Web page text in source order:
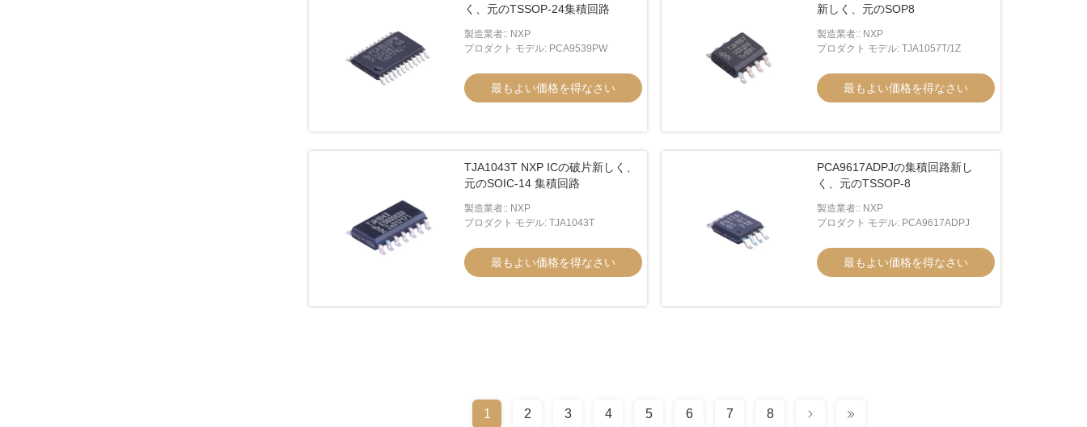
く、元のTSSOP-24集積回路
製造業者:: NXP
プロダクト モデル: PCA9539PW
最もよい価格を得なさい
新しく、元のSOP8
製造業者:: NXP
プロダクト モデル: TJA1057T/1Z
最もよい価格を得なさい
TJA1043T NXP ICの破片新しく、
元のSOIC-14 集積回路
製造業者:: NXP
プロダクト モデル: TJA1043T
最もよい価格を得なさい
PCA9617ADPJの集積回路新し
く、元のTSSOP-8
製造業者:: NXP
プロダクト モデル: PCA9617ADPJ
最もよい価格を得なさい
1 2 3 4 5 6 7 8